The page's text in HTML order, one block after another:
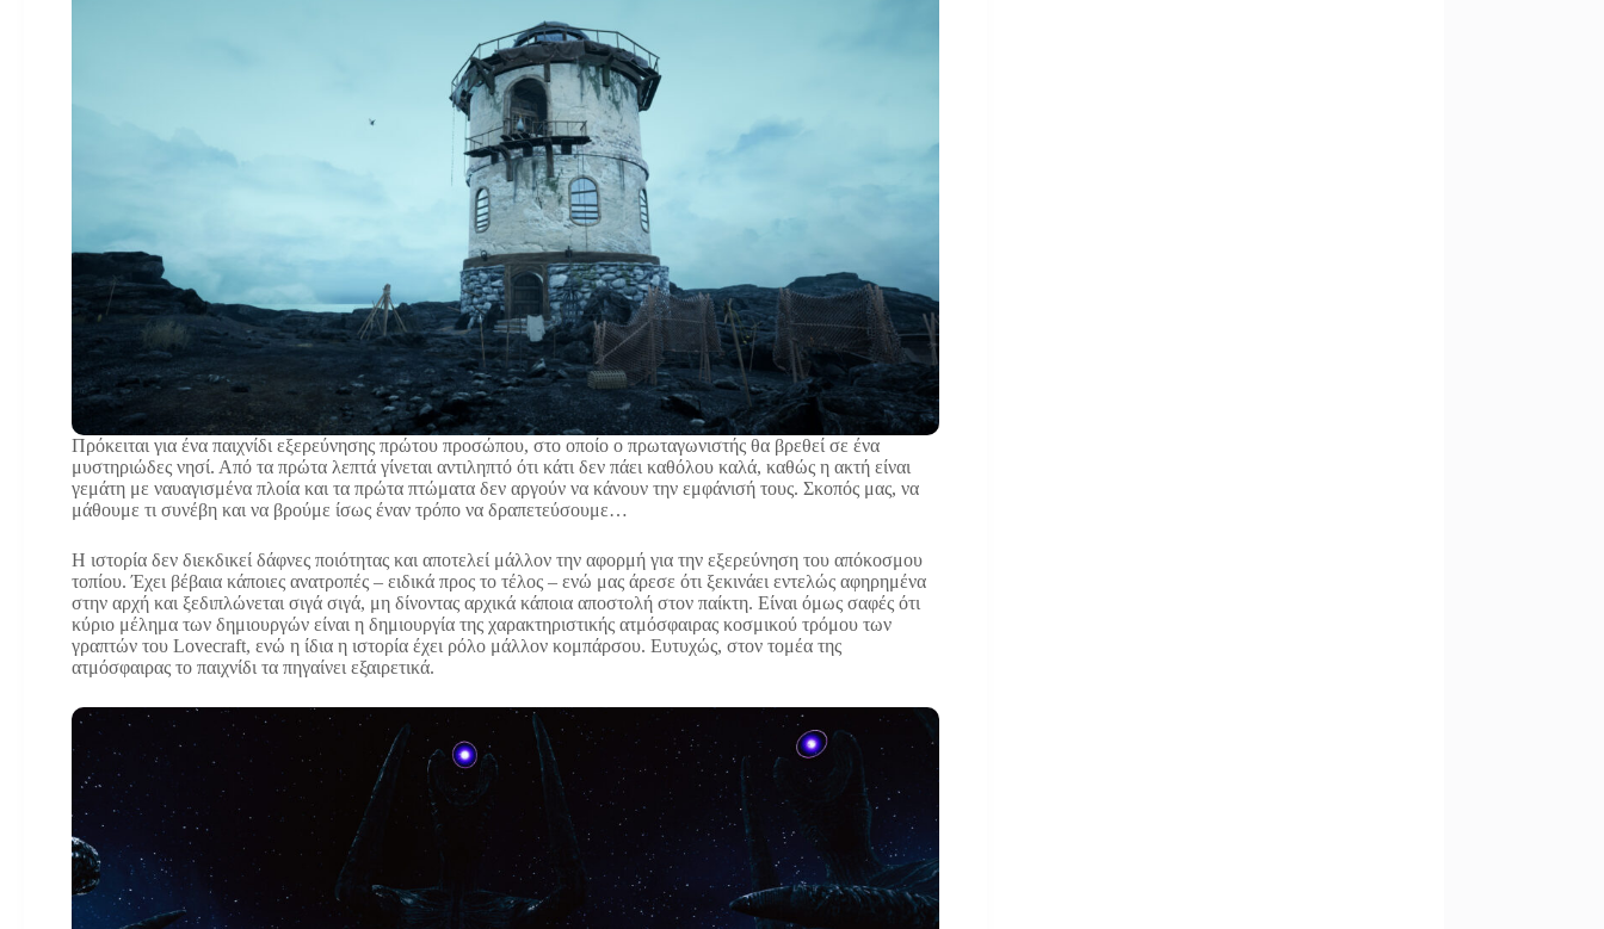
Πρόκειται για ένα παιχνίδι εξερεύνησης πρώτου προσώπου, στο οποίο ο πρωταγωνιστής θα βρεθεί σε ένα
μυστηριώδες νησί. Από τα πρώτα λεπτά γίνεται αντιληπτό ότι κάτι δεν πάει καθόλου καλά, καθώς η ακτή είναι
γεμάτη με ναυαγισμένα πλοία και τα πρώτα πτώματα δεν αργούν να κάνουν την εμφάνισή τους. Σκοπός μας, να
μάθουμε τι συνέβη και να βρούμε ίσως έναν τρόπο να δραπετεύσουμε…
Η ιστορία δεν διεκδικεί δάφνες ποιότητας και αποτελεί μάλλον την αφορμή για την εξερεύνηση του απόκοσμου
τοπίου. Έχει βέβαια κάποιες ανατροπές – ειδικά προς το τέλος – ενώ μας άρεσε ότι ξεκινάει εντελώς αφηρημένα
στην αρχή και ξεδιπλώνεται σιγά σιγά, μη δίνοντας αρχικά κάποια αποστολή στον παίκτη. Είναι όμως σαφές ότι
κύριο μέλημα των δημιουργών είναι η δημιουργία της χαρακτηριστικής ατμόσφαιρας κοσμικού τρόμου των
γραπτών του Lovecraft, ενώ η ίδια η ιστορία έχει ρόλο μάλλον κομπάρσου. Ευτυχώς, στον τομέα της
ατμόσφαιρας το παιχνίδι τα πηγαίνει εξαιρετικά.